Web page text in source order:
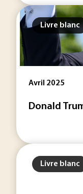
Livre blanc
Avril 2025
Donald
Livre blanc